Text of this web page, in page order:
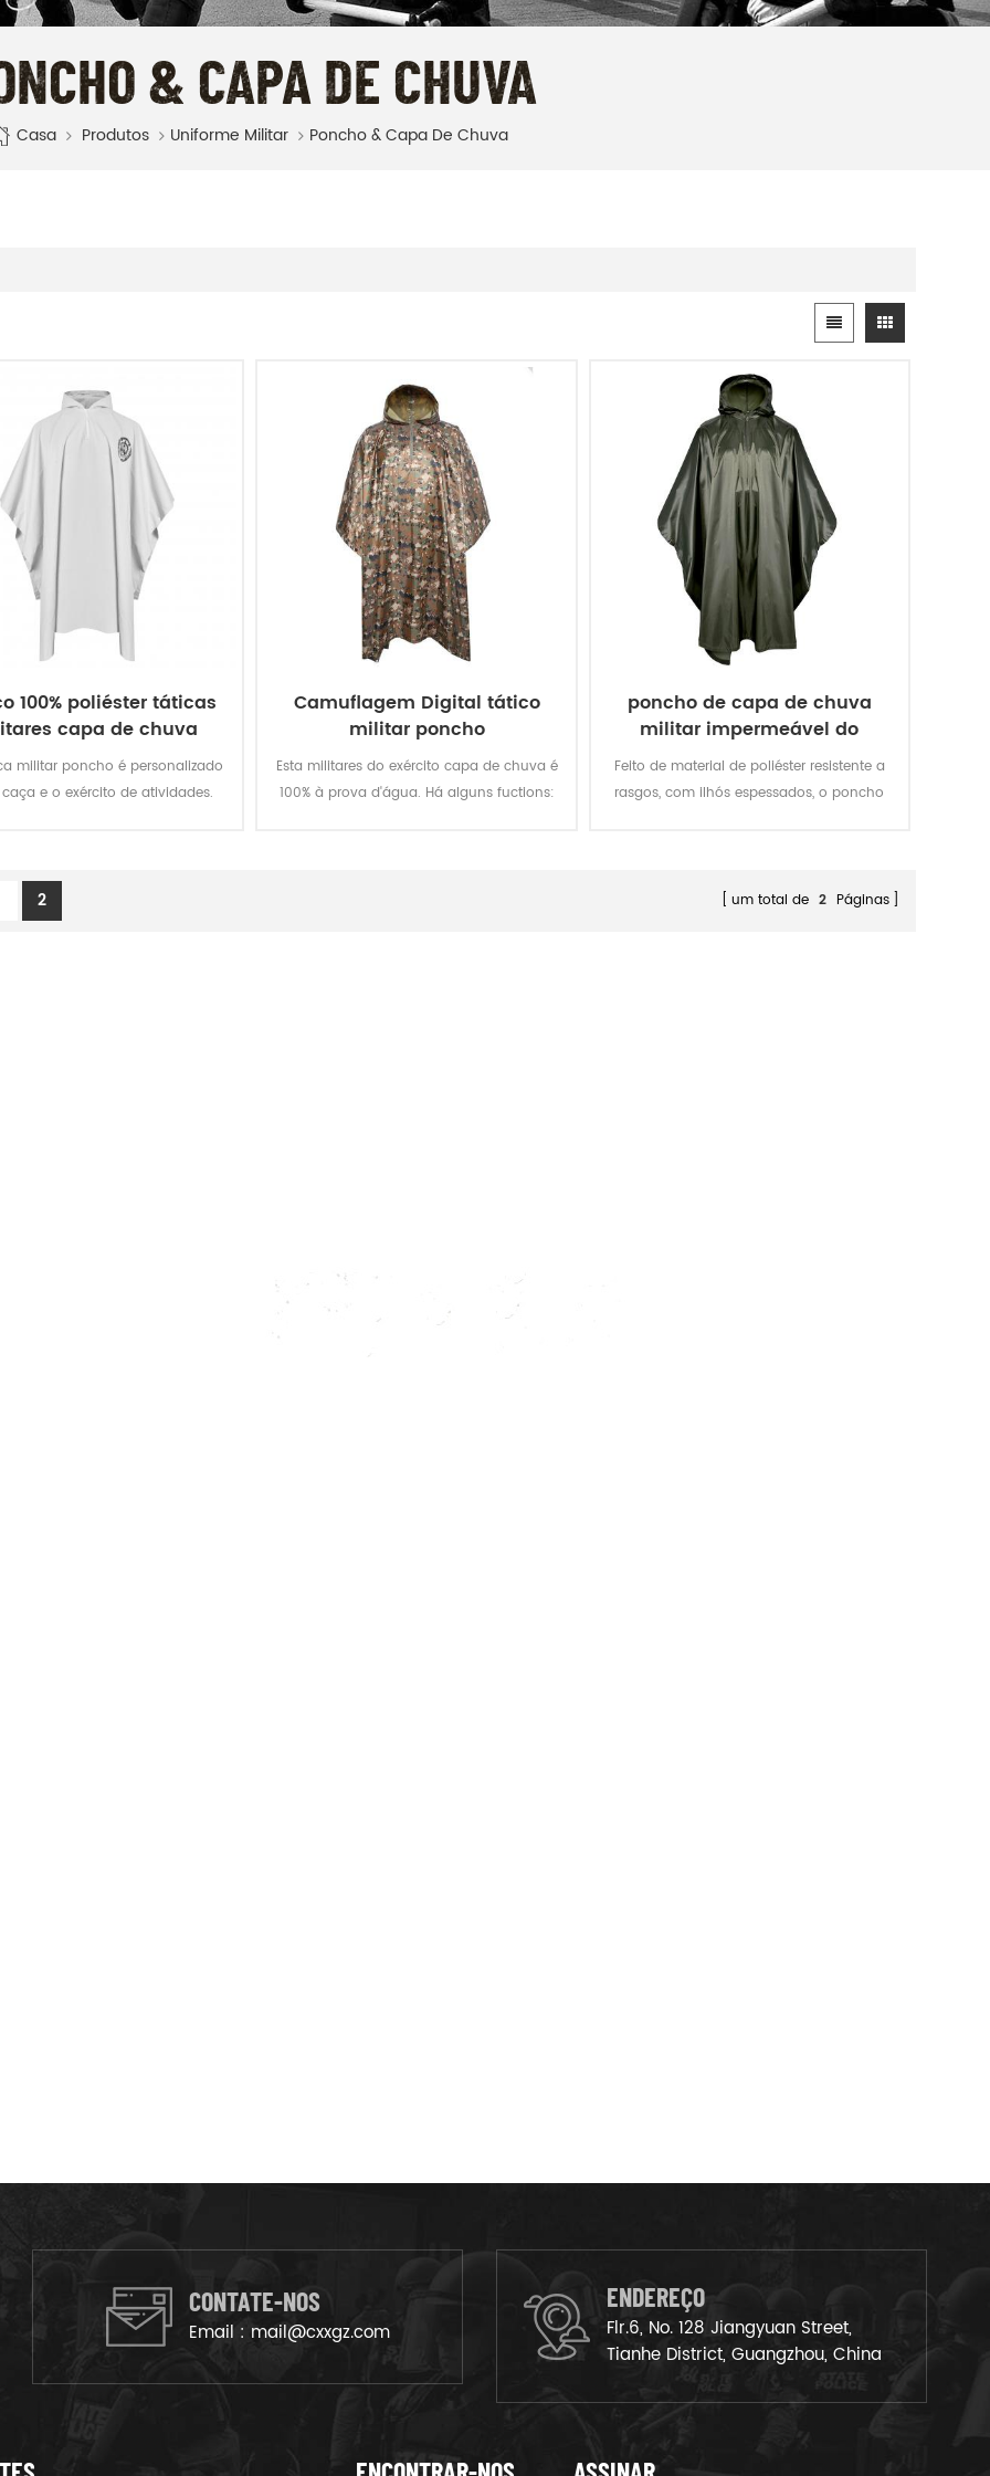
& CAPA DE CHUVA
Casa Produtos Uniforme Militar Poncho & Capa De Chuva
100% poliéster táticas
capa de chuva
militar poncho é personalizado
e o exército de atividades.
super forte super forte
Camuflagem Digital tático
militar poncho
Esta militares do exército capa de chuva é
100% à prova d'água. Há alguns fuctions:
poncho de capa de chuva
militar impermeável do
exército
Feito de material de poliéster resistente a
rasgos, com ilhós espessados, o poncho
resistente à abrasão e rasgos.
2 um total de 2 Páginas
CONTATE-NOS
Email : mail@cxxgz.com
ENDEREÇO
Flr.6, No. 128 Jiangyuan Street,
Tianhe District, Guangzhou, China